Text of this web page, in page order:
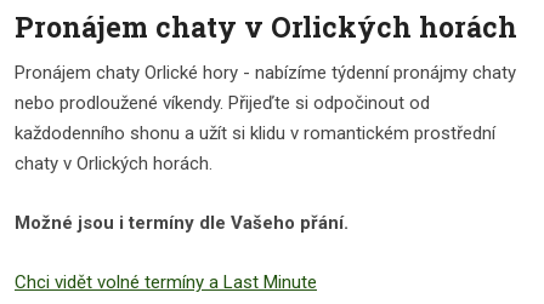
Pronájem chaty v Orlických horách
Pronájem chaty Orlické hory - nabízíme týdenní pronájmy chaty
nebo prodloužené víkendy. Přijeďte si odpočinout od
každodenního shonu a užít si klidu v romantickém prostřední
chaty v Orlických horách.
Možné jsou i termíny dle Vašeho přání.
Chci vidět volné termíny a Last Minute